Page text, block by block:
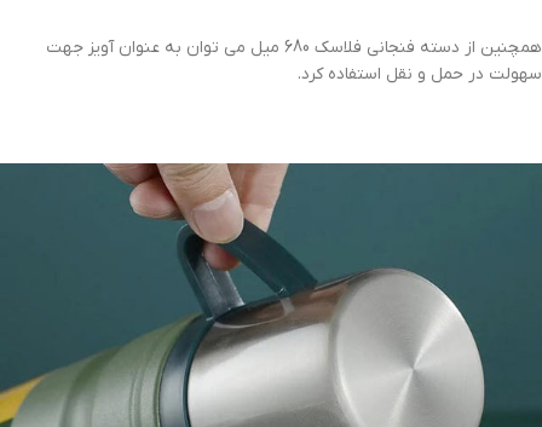
همچنین از دسته فنجانی فلاسک 680 میل می توان به عنوان آویز جهت
سهولت در حمل و نقل استفاده کرد.